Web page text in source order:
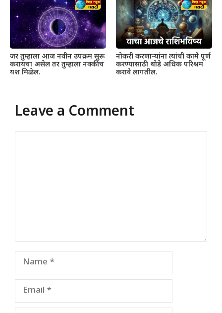
जर तुम्हाला आज नवीन उपक्रम सुरू
करायचा असेल तर तुम्हाला नक्कीच
यश मिळेल.
नोकरी करणाऱ्यांना त्यांची कामे पूर्ण
करण्यासाठी थोडे अधिक परिश्रम
करावे लागतील.
Leave a Comment
Name
Email